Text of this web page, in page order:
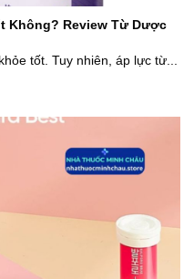
Không? Review Từ Dược
tốt. Tuy nhiên, áp lực từ...